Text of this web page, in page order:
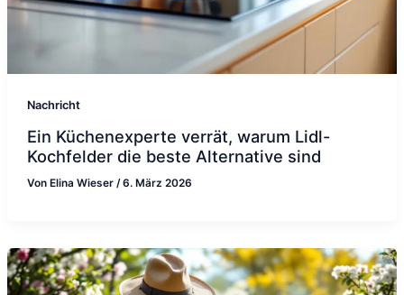
Nachricht
Ein Küchenexperte verrät, warum Lidl-
Kochfelder die beste Alternative sind
Von Elina Wieser /6. März 2026